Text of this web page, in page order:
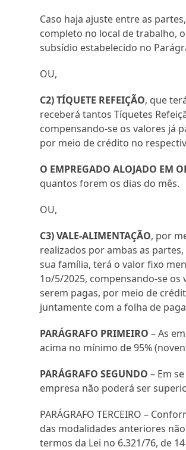
Caso haja ajuste entre as
completo no local de trabalho,
subsídio estabelecido no
OU,
C2) TÍQUETE REFEIÇÃO, que
receberá tantos Tíquetes
compensando-se os valores já
por meio de crédito no
O EMPREGADO ALOJADO EM
quantos forem os dias do mês.
OU,
C3) VALE-ALIMENTAÇÃO, por
realizados por ambas as
sua família, terá o valor fixo
1o/5/2025, compensando-se
serem pagas, por meio de
juntamente com a folha de
PARÁGRAFO PRIMEIRO – As
acima no mínimo de 95%
PARÁGRAFO SEGUNDO – Em
empresa não poderá ser
PARÁGRAFO TERCEIRO –
das modalidades anteriores
termos da Lei no 6.321/76, de